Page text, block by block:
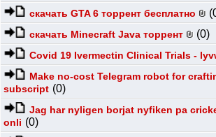
скачать GTA 6 торрент бесплатно
скачать Minecraft Java торрент (0)
Covid 19 Ivermectin Clinical Trials -
Make no-cost Telegram robot for
subscript (0)
Jag har nyligen borjat nyfiken pa
onli (0)